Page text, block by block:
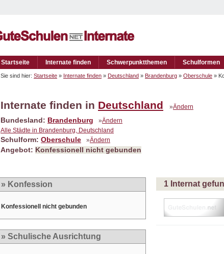
Startseite Internate finden Schwerpunktthemen Schulformen
Sie sind hier: Startseite » Internate finden » Deutschland » Brandenburg » Oberschule »
Internate finden in Deutschland »Ändern
Bundesland: Brandenburg »Ändern
Alle Städte in Brandenburg, Deutschland
Schulform: Oberschule »Ändern
Angebot: Konfessionell nicht gebunden
» Konfession
Konfessionell nicht gebunden
» Schulische Ausrichtung
1 Internat